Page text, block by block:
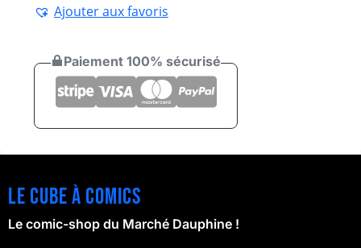
Ajouter aux favoris
Paiement 100% sécurisé
Le cube à comics
Le comic-shop du Marché Dauphine !